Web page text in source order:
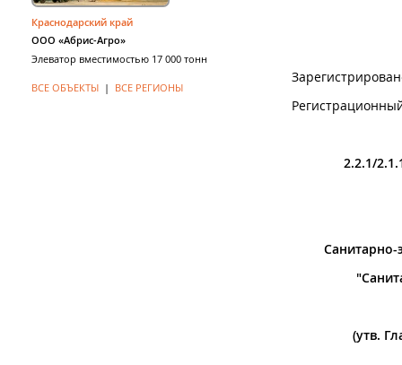
2.2.1/
Санитарно-
(утв.
Краснодарский край
ООО «Абрис-Агро»
Элеватор вместимостью 17 000 тонн
ВСЕ ОБЪЕКТЫ | ВСЕ РЕГИОНЫ